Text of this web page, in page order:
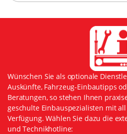
Wünschen Sie als optionale
Auskünfte, Fahrzeug-Einbautipps
Beratungen, so stehen Ihnen
geschulte Einbauspezialisten mit
Verfügung. Wählen Sie dazu die
und Technikhotline: